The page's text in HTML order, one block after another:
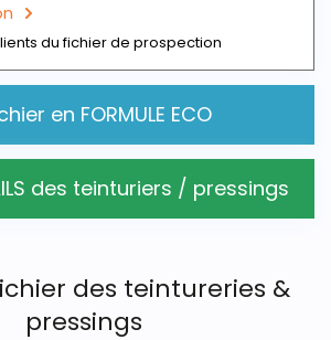
du fichier de prospection
en FORMULE ECO
des teinturiers / pressings
des teintureries &
pressings